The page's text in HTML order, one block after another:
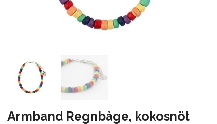
Armband Regnbåge, kokosnöt